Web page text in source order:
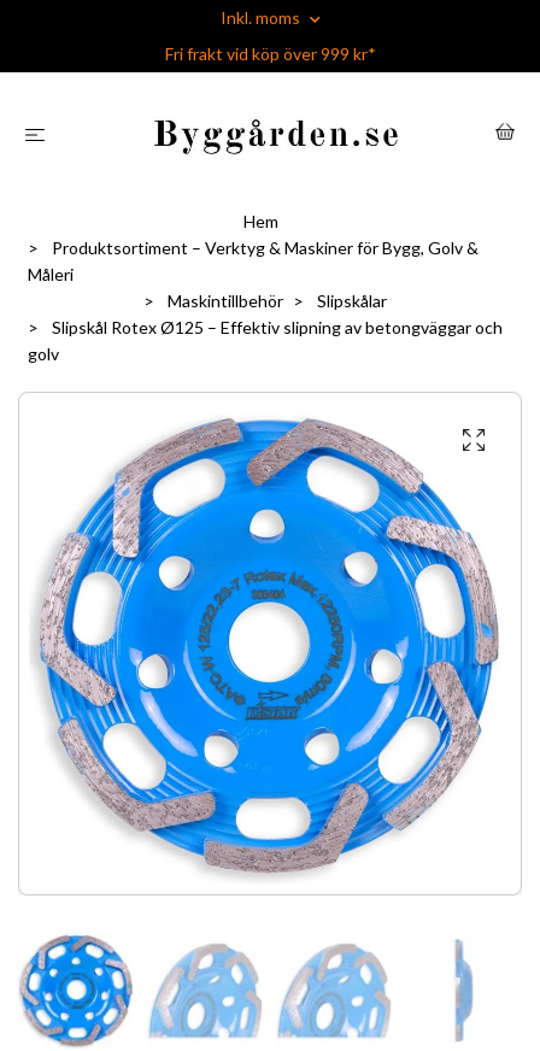
Inkl. moms
Fri frakt vid köp över 999 kr*
Hem
Produktsortiment – Verktyg & Maskiner för Bygg, Golv &
Måleri
Maskintillbehör
Slipskålar
Slipskål Rotex Ø125 – Effektiv slipning av betongväggar och
golv